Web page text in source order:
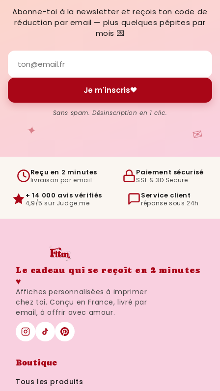
✦ ✉
Abonne-toi à la newsletter et reçois ton code de
réduction par email — plus quelques pépites par
mois 💌
Je m'inscris
Sans spam. Désinscription en 1 clic.
Reçu en 2 minutes
livraison par email
Paiement sécurisé
SSL & 3D Secure
+ 14 000 avis vérifiés
4,9/5 sur Judge.me
Service client
réponse sous 24h
Le cadeau qui se reçoit en 2 minutes
♥
Affiches personnalisées à imprimer
chez toi. Conçu en France, livré par
email, à offrir avec amour.
Boutique
Tous les produits